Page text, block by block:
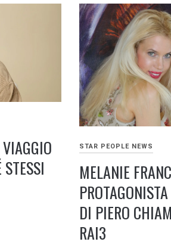
STAR PEOPLE NEWS
MELANIE
DI PIERO
RAI3